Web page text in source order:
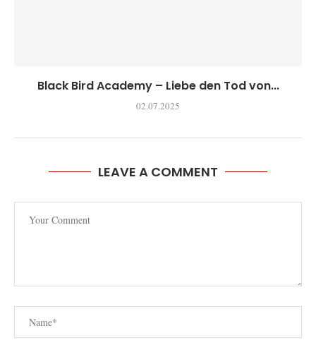
Black Bird Academy – Liebe den Tod von...
02.07.2025
LEAVE A COMMENT